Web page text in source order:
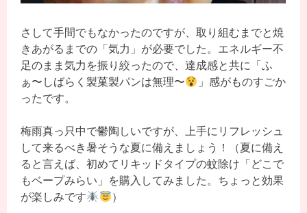
さして手間でもなかったのですが、取り組むまでと焼
きあがるまでの「気力」が必要でした。エネルギー不
足のまま気力を振り絞ったので、達成感と共に「ふ
ぁ〜しばらく製菓製パンは無理〜
」感がものすごか
ったです。
梅雨真っ只中で鬱陶しいですが、上手にリフレッシュ
して来るべき暑そうな夏に備えましょう！（夏に備え
ると言えば、初めてリキッドタイプの蚊除け「どこで
もベープみらい」を購入してみました。ちょっと効果
が楽しみです
）